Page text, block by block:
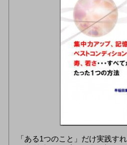
「ある1つのこと」だけ実践す